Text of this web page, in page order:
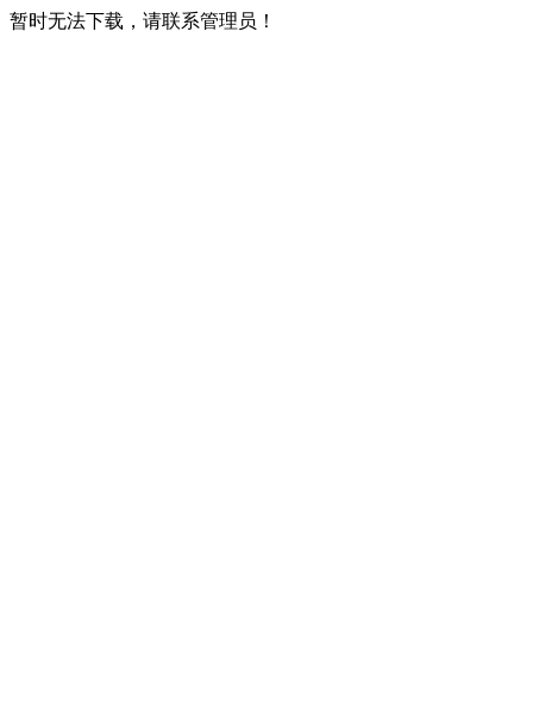
暂时无法下载，请联系管理员！